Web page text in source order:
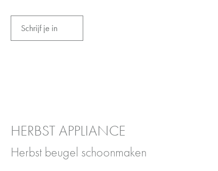
Schrijf je in
HERBST APPLIANCE
Herbst beugel schoonmaken